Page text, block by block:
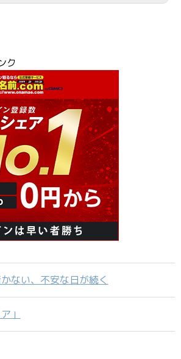
ク
ない、不安な日が続く
」